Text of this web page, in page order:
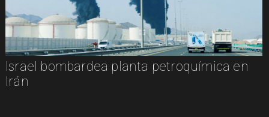
Israel bombardea planta petroquímica en
Irán